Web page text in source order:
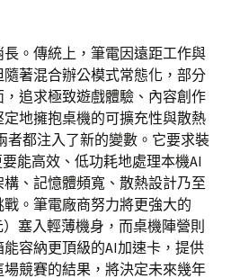
。傳統上，筆電因遠距工作與
著混合辦公模式常態化，部分
追求極致遊戲體驗、內容創作
地擁抱桌機的可擴充性與散熱
者都注入了新的變數。它要求裝
能高效、低功耗地處理本機AI
、記憶體頻寬、散熱設計乃至
。筆電廠商努力將更強大的
塞入輕薄機身，而桌機陣營則
容納更頂級的AI加速卡，提供
競賽的結果，將決定未來幾年